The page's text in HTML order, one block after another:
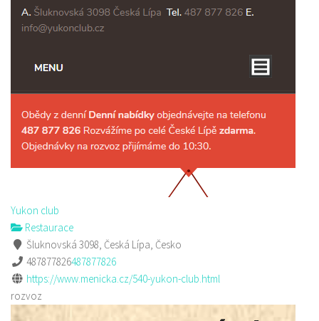
Yukon club
Restaurace
Šluknovská 3098, Česká Lípa, Česko
487877826487877826
https://www.menicka.cz/540-yukon-club.html
rozvoz